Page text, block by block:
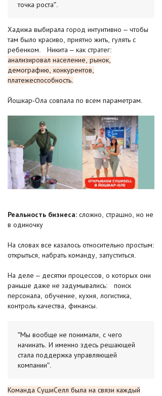
точка роста".
Хадижа выбирала город интуитивно – чтобы
там было красиво, приятно жить, гулять с
ребенком. Никита – как стратег:
анализировал население, рынок,
демографию, конкурентов,
платежеспособность.
Йошкар-Ола совпала по всем параметрам.
Реальность бизнеса: сложно, страшно, но не
в одиночку
На словах все казалось относительно простым:
открыться, набрать команду, запуститься.
На деле – десятки процессов, о которых они
раньше даже не задумывались: поиск
персонала, обучение, кухня, логистика,
контроль качества, финансы.
"Мы вообще не понимали, с чего
начинать. И именно здесь решающей
стала поддержка управляющей
компании".
Команда СушиСелл была на связи каждый